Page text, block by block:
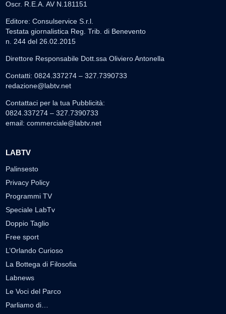
Oscr. R.E.A. AV N.181151
Editore: Consulservice S.r.l.
Testata giornalistica Reg. Trib. di Benevento
n. 244 del 26.02.2015
Direttore Responsabile Dott.ssa Oliviero Antonella
Contatti: 0824.337274 – 327.7390733
redazione@labtv.net
Contattaci per la tua Pubblicità:
0824.337274 – 327.7390733
email: commerciale@labtv.net
LABTV
Palinsesto
Privacy Policy
Programmi TV
Speciale LabTv
Doppio Taglio
Free sport
L’Orlando Curioso
La Bottega di Filosofia
Labnews
Le Voci del Parco
Parliamo di…